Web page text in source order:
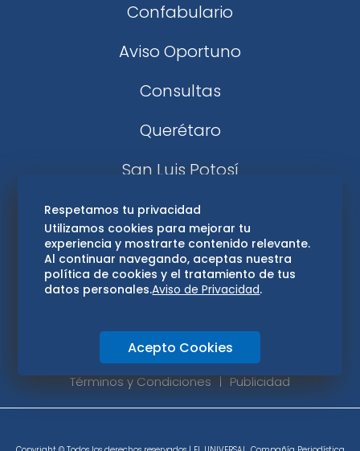
Confabulario
Aviso Oportuno
Consultas
Querétaro
San Luis Potosí
Edomex
Consultas
Hidalgo
Oaxaca
Aviso de privacidad
Directorio
Términos y Condiciones
Publicidad
Respetamos tu privacidad
Utilizamos cookies para mejorar tu
experiencia y mostrarte contenido relevante.
Al continuar navegando, aceptas nuestra
política de cookies y el tratamiento de tus
datos personales.Aviso de Privacidad.
Acepto Cookies